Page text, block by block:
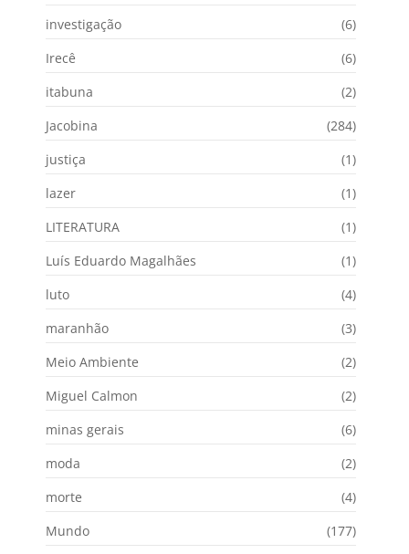
investigação
(6)
Irecê
(6)
itabuna
(2)
Jacobina
(284)
justiça
(1)
lazer
(1)
LITERATURA
(1)
Luís Eduardo Magalhães
(1)
luto
(4)
maranhão
(3)
Meio Ambiente
(2)
Miguel Calmon
(2)
minas gerais
(6)
moda
(2)
morte
(4)
Mundo
(177)